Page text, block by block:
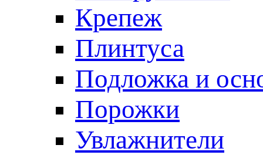
Крепеж
Плинтуса
Подложка и
Порожки
Увлажнители